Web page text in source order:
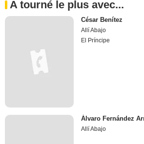
A tourné le plus avec...
César Benítez
Allí Abajo
El Príncipe
Álvaro Fernández
Allí Abajo